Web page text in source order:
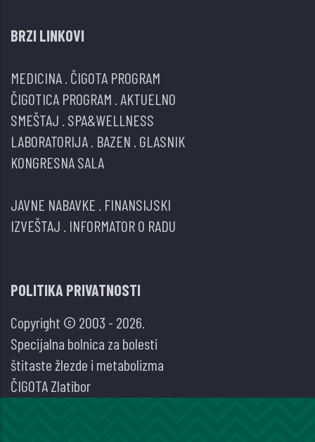
BRZI LINKOVI
MEDICINA ČIGOTA PROGRAM
ČIGOTICA PROGRAM AKTUELNO
SMEŠTAJ SPA&WELLNESS
LABORATORIJA BAZEN GLASNIK
KONGRESNA SALA
JAVNE NABAVKE FINANSIJSKI
IZVEŠTAJ INFORMATOR O RADU
POLITIKA PRIVATNOSTI
Copyright © 2003 - 2026.
Specijalna bolnica za bolesti
štitaste žlezde i metabolizma
ČIGOTA Zlatibor